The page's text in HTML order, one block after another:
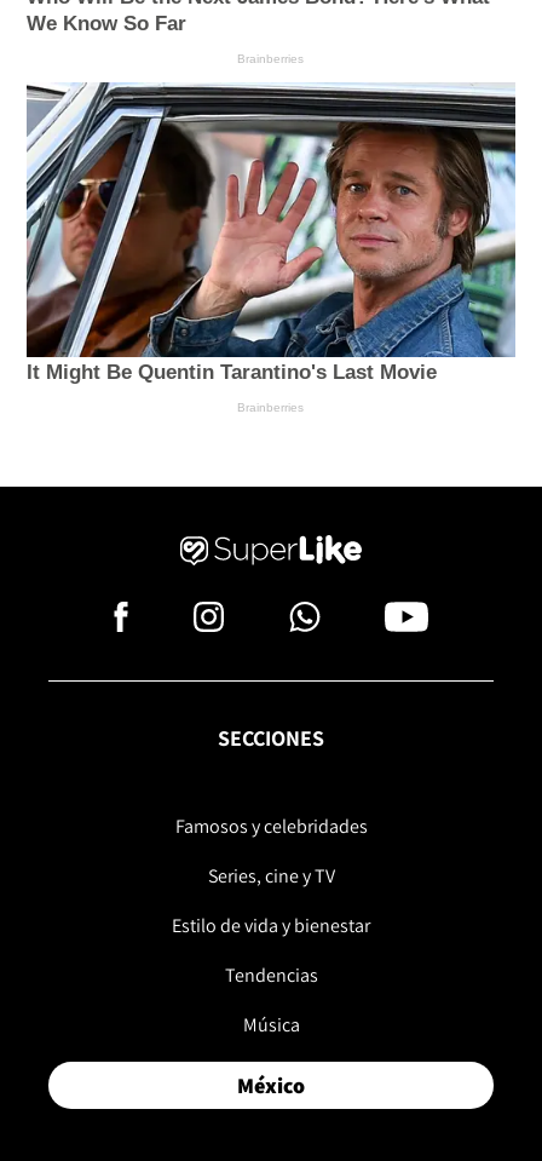
SECCIONES
Famosos y celebridades
Series, cine y TV
Estilo de vida y bienestar
Tendencias
Música
México